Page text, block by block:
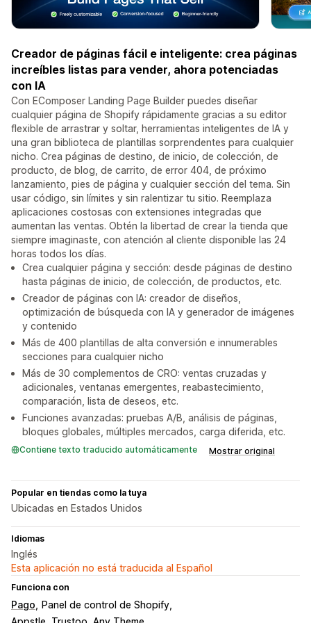
Creador de páginas fácil e inteligente: crea páginas
increíbles listas para vender, ahora potenciadas
con IA
Con EComposer Landing Page Builder puedes diseñar
cualquier página de Shopify rápidamente gracias a su editor
flexible de arrastrar y soltar, herramientas inteligentes de IA y
una gran biblioteca de plantillas sorprendentes para cualquier
nicho. Crea páginas de destino, de inicio, de colección, de
producto, de blog, de carrito, de error 404, de próximo
lanzamiento, pies de página y cualquier sección del tema. Sin
usar código, sin límites y sin ralentizar tu sitio. Reemplaza
aplicaciones costosas con extensiones integradas que
aumentan las ventas. Obtén la libertad de crear la tienda que
siempre imaginaste, con atención al cliente disponible las 24
horas todos los días.
Crea cualquier página y sección: desde páginas de destino
hasta páginas de inicio, de colección, de productos, etc.
Creador de páginas con IA: creador de diseños,
optimización de búsqueda con IA y generador de imágenes
y contenido
Más de 400 plantillas de alta conversión e innumerables
secciones para cualquier nicho
Más de 30 complementos de CRO: ventas cruzadas y
adicionales, ventanas emergentes, reabastecimiento,
comparación, lista de deseos, etc.
Funciones avanzadas: pruebas A/B, análisis de páginas,
bloques globales, múltiples mercados, carga diferida, etc.
Contiene texto traducido automáticamente Mostrar original
Popular en tiendas como la tuya
Ubicadas en Estados Unidos
Idiomas
Inglés
Esta aplicación no está traducida al Español
Funciona con
Pago
Panel de control de Shopify